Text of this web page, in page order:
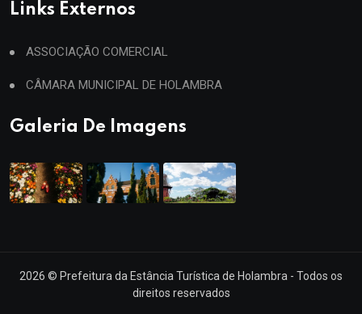
Links Externos
ASSOCIAÇÃO COMERCIAL
CÂMARA MUNICIPAL DE HOLAMBRA
Galeria De Imagens
2026 © Prefeitura da Estância Turística de Holambra - Todos os
direitos reservados